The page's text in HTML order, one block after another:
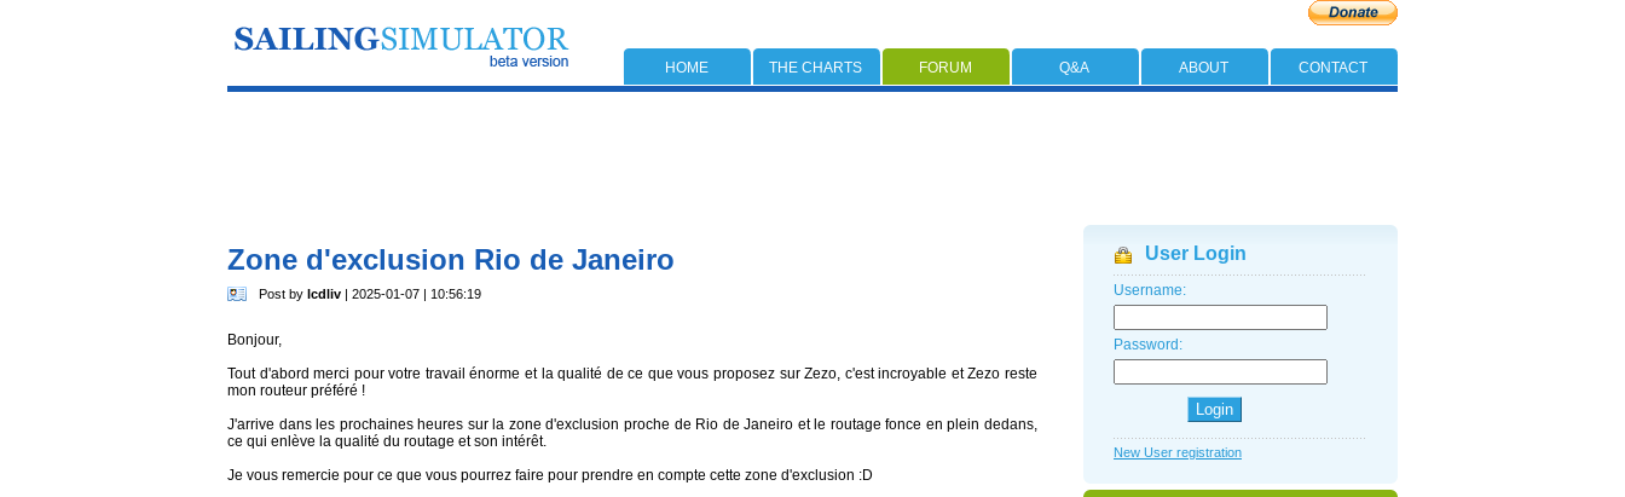
HOME THE CHARTS FORUM Q&A ABOUT CONTACT
Zone d'exclusion Rio de Janeiro
Post by lcdliv | 2025-01-07 | 10:56:19
Bonjour,
Tout d'abord merci pour votre travail énorme et la qualité de ce que vous proposez sur Zezo, c'est incroyable et Zezo reste
mon routeur préféré !
J'arrive dans les prochaines heures sur la zone d'exclusion proche de Rio de Janeiro et le routage fonce en plein dedans,
ce qui enlève la qualité du routage et son intérêt.
Je vous remercie pour ce que vous pourrez faire pour prendre en compte cette zone d'exclusion :D
User Login
Username:
Password:
New User registration